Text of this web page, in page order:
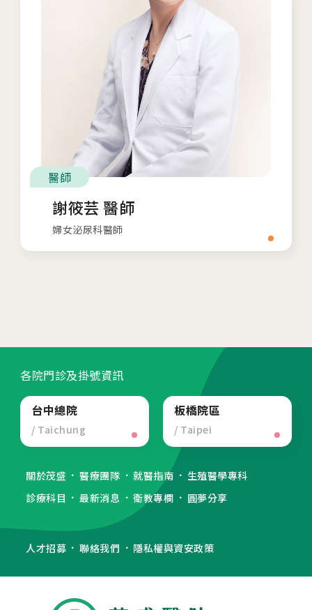
茂盛醫院生殖醫學中心
安馨產後護理之家
馨美美學診所
其他相關
人才招募
聯絡我們
醫師
謝筱芸 醫師
婦女泌尿科醫師
各院門診及掛號資訊
台中總院
/ Taichung
板橋院區
/ Taipei
關於茂盛 醫療團隊 就醫指南
生殖醫學專科
診療科目
最新消息 衛教專欄 圓夢分享
人才招募 聯絡我們 隱私權與資安政策